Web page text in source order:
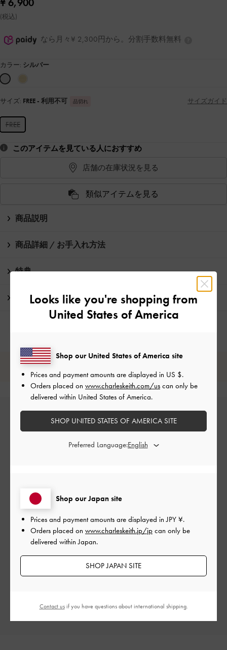
(税込)
なら月々¥ 2,300円から。分割手数料無料
カラー: シルバー
サイズ: FREE - 利用不可 品切れ サイズガイド
FREE
このアイテムを見ている人におすすめ
店舗の在庫状況を見る
類似アイテムを見る
商品説明
商品詳細 / お手入れ方法
特典
配送 & 返品
レビューは購入した方のみ投稿ができます。
ご感想をお聞かせください
Let us know what you think
Looks like you're shopping from
United States of America
Shop our Japan site
Prices and payment amounts are displayed inJPY ¥.
Orders placed on www.charleskeith.jp/jp can only be
delivered within Japan.
SHOP JAPAN SITE
Shop our United States of America site
Prices and payment amounts are displayed in US $.
Orders placed on www.charleskeith.com/us can only be
delivered within United States of America.
SHOP UNITED STATES OF AMERICA SITE
Preferred Language:
Contact usif you have questions about international shipping.